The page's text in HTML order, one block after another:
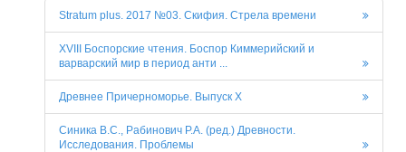
Stratum plus. 2017 №03. Скифия. Стрела времени
XVIII Боспорские чтения. Боспор Киммерийский и
варварский мир в период анти ...
Древнее Причерноморье. Выпуск X
Синика В.С., Рабинович Р.А. (ред.) Древности.
Исследования. Проблемы